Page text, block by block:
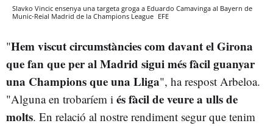
Slavko Vincic ensenya una targeta groga a Eduardo Camavinga al Bayern de
Munic-Reial Madrid de la Champions League EFE
"Hem viscut circumstàncies com davant el Girona
que fan que per al Madrid sigui més fàcil guanyar
una Champions que una Lliga", ha respost Arbeloa.
"Alguna en trobaríem i és fàcil de veure a ulls de
molts. En relació al nostre rendiment segur que tenim